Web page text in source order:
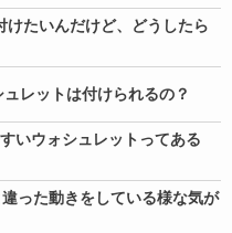
けたいんだけど、どうしたら
レットは付けられるの？
いウォシュレットってある
った動きをしている様な気が